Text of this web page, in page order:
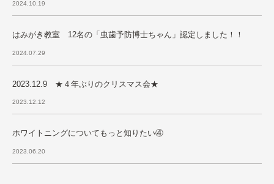
2024.10.19
はみがき教室 12名の「虫歯予防博士ちゃん」認定しました！！
2024.07.29
2023.12.9 ★４年ぶりのクリスマス会★
2023.12.12
ホワイトニングについてもっと知りたい④
2023.06.20